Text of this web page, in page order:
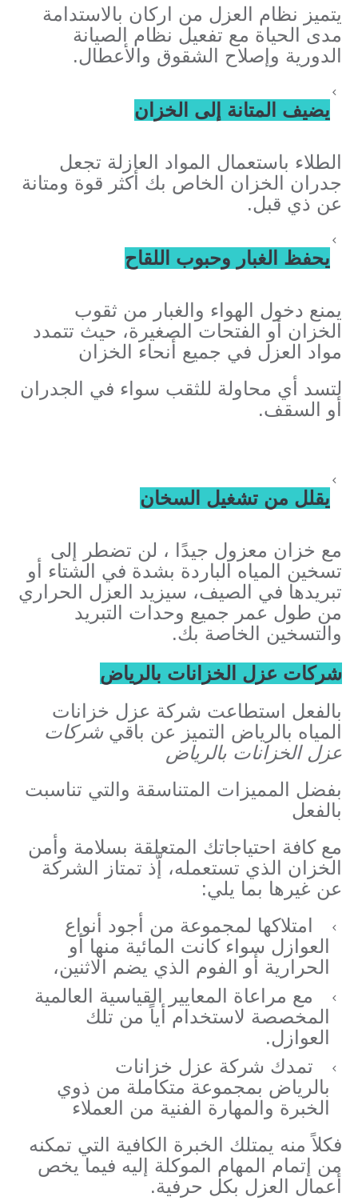
يتميز نظام العزل من اركان بالاستدامة
مدى الحياة مع تفعيل نظام الصيانة
الدورية وإصلاح الشقوق والأعطال.
يضيف المتانة إلى الخزان
الطلاء باستعمال المواد العازلة تجعل
جدران الخزان الخاص بك أكثر قوة ومتانة
عن ذي قبل.
يحفظ الغبار وحبوب اللقاح
يمنع دخول الهواء والغبار من ثقوب
الخزان أو الفتحات الصغيرة، حيث تتمدد
مواد العزل في جميع أنحاء الخزان
لتسد أي محاولة للثقب سواء في الجدران
أو السقف.
يقلل من تشغيل السخان
مع خزان معزول جيدًا ، لن تضطر إلى
تسخين المياه الباردة بشدة في الشتاء أو
تبريدها في الصيف، سيزيد العزل الحراري
من طول عمر جميع وحدات التبريد
والتسخين الخاصة بك.
شركات عزل الخزانات بالرياض
بالفعل استطاعت شركة عزل خزانات
المياه بالرياض التميز عن باقيشركات
عزل الخزانات بالرياض
بفضل المميزات المتناسقة والتي تناسبت
بالفعل
مع كافة احتياجاتك المتعلقة بسلامة وأمن
الخزان الذي تستعمله، إّذ تمتاز الشركة
عن غيرها بما يلي:
امتلاكها لمجموعة من أجود أنواع
العوازل سواء كانت المائية منها أو
الحرارية أو الفوم الذي يضم الاثنين،
مع مراعاة المعايير القياسية العالمية
المخصصة لاستخدام أياً من تلك
العوازل.
تمدك شركة عزل خزانات
بالرياض بمجموعة متكاملة من ذوي
الخبرة والمهارة الفنية من العملاء
فكلاً منه يمتلك الخبرة الكافية التي تمكنه
من إتمام المهام الموكلة إليه فيما يخص
أعمال العزل بكل حرفية.